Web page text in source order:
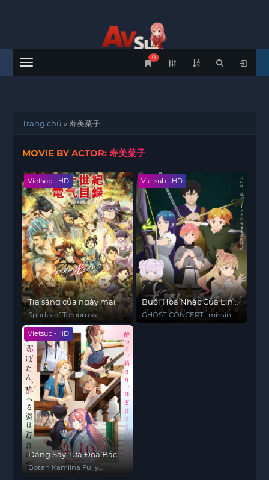
Menu
0
Trang chủ » 寿美菜子
MOVIE BY ACTOR: 寿美菜子
Vietsub - HD
Tia sáng của ngày mai
Sparks of Tomorrow
Vietsub - HD
Buổi Hòa Nhạc Của Linh
Hồn
GHOST CONCERT : missing
Vietsub - HD
Dáng Say Tựa Đoá Bách
Hợp
Botan Kamiina Fully